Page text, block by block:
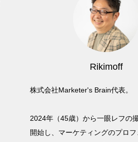
Rikimoff
株式会社Marketer's Brain代表。
2024年（45歳）から一眼レフの
開始し、マーケティングのプロ